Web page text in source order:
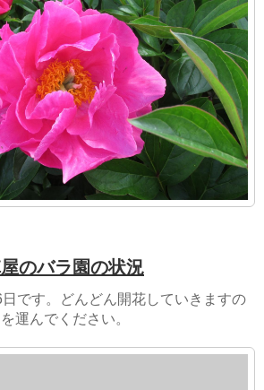
のバラ園の状況
です。どんどん開花していきますの
運んでください。